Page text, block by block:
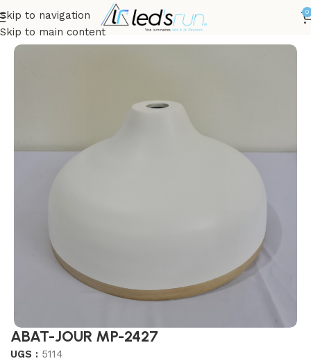
Skip to navigation
Skip to main content
0
Accueil INTÉRIEUR Suspensions
ABAT-JOUR MP-2427
UGS : 5114